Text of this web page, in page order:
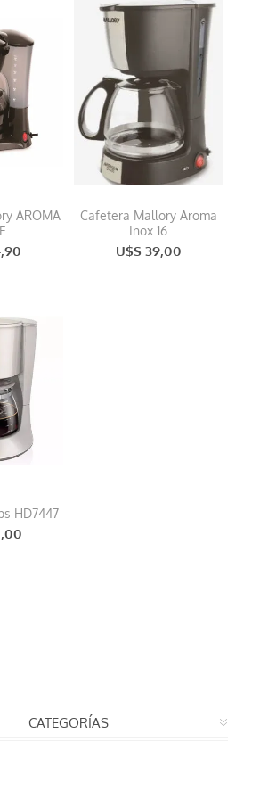
AROMA
Cafetera Mallory Aroma
Inox 16
U$S 39,00
HD7447
CATEGORÍAS